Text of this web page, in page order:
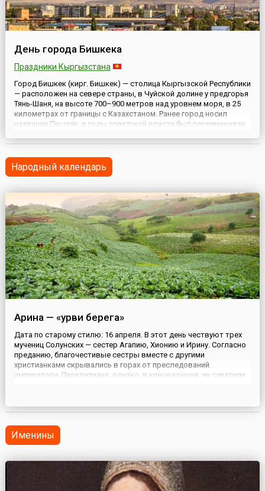
День города Бишкека
Праздники Кыргызстана
Город Бишкек (кирг. Бишкек) — столица Кыргызской Республики
— расположен на севере страны, в Чуйской долине у предгорья
Тянь-Шаня, на высоте 700–900 метров над уровнем моря, в 25
километрах от границы с Казахстаном. Ранее город носил
название Пишпек, в годы советской власти был переименован
военного деятеля Михаила Фрунзе). Офици...
Народный календарь
Арина — «урви берега»
Дата по старому стилю: 16 апреля. В этот день чествуют трех
мучениц Солунских — сестер Агапию, Хионию и Ирину. Согласно
преданию, благочестивые сестры вместе с другими
христианками скрывались в горах от преследований
императора Диоклетиана, однако, в конце концов, их схватили
сожгл...
Именины